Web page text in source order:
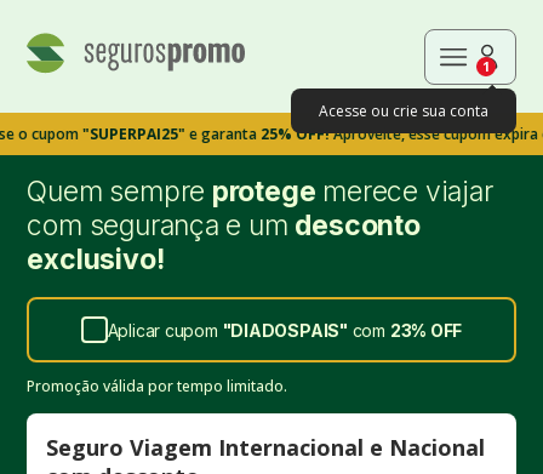
1
Acesse ou crie sua conta
"SUPERPAI25"e garanta25% OFF!Aproveite, esse cupom expira em
Quem sempre protege merece viajar
com segurança e um desconto
exclusivo!
Aplicar cupom "DIADOSPAIS" com 23% OFF
Promoção válida por tempo limitado.
Seguro Viagem Internacional e Nacional